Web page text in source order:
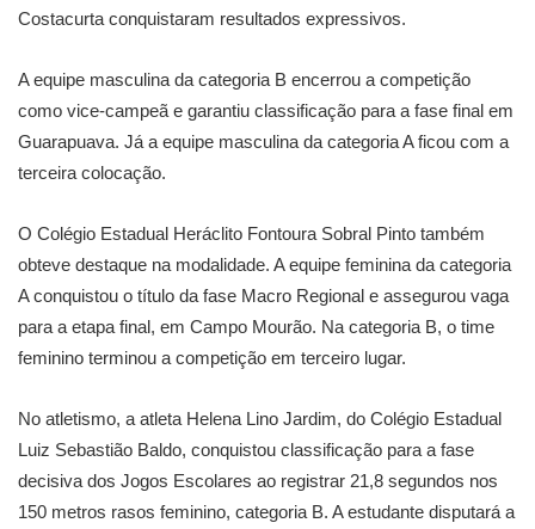
Costacurta conquistaram resultados expressivos.
A equipe masculina da categoria B encerrou a competição
como vice-campeã e garantiu classificação para a fase final em
Guarapuava. Já a equipe masculina da categoria A ficou com a
terceira colocação.
O Colégio Estadual Heráclito Fontoura Sobral Pinto também
obteve destaque na modalidade. A equipe feminina da categoria
A conquistou o título da fase Macro Regional e assegurou vaga
para a etapa final, em Campo Mourão. Na categoria B, o time
feminino terminou a competição em terceiro lugar.
No atletismo, a atleta Helena Lino Jardim, do Colégio Estadual
Luiz Sebastião Baldo, conquistou classificação para a fase
decisiva dos Jogos Escolares ao registrar 21,8 segundos nos
150 metros rasos feminino, categoria B. A estudante disputará a